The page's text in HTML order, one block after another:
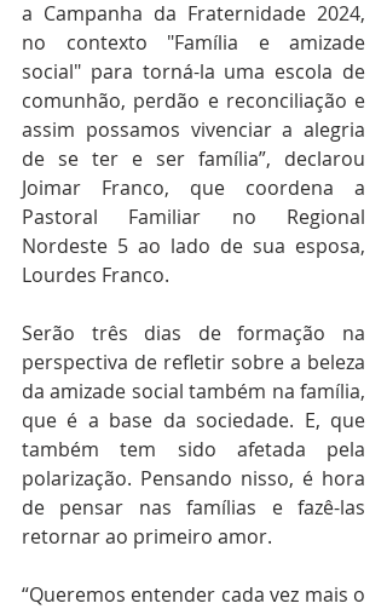
a Campanha da Fraternidade 2024,
no contexto "Família e amizade
social" para torná-la uma escola de
comunhão, perdão e reconciliação e
assim possamos vivenciar a alegria
de se ter e ser família”, declarou
Joimar Franco, que coordena a
Pastoral Familiar no Regional
Nordeste 5 ao lado de sua esposa,
Lourdes Franco.
Serão três dias de formação na
perspectiva de refletir sobre a beleza
da amizade social também na família,
que é a base da sociedade. E, que
também tem sido afetada pela
polarização. Pensando nisso, é hora
de pensar nas famílias e fazê-las
retornar ao primeiro amor.
“Queremos entender cada vez mais o